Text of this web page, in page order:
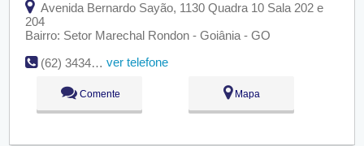
Avenida Bernardo Sayão, 1130 Quadra 10 Sala 202 e
204
Bairro: Setor Marechal Rondon - Goiânia - GO
(62) 3434-8991
ver telefone
Comente Mapa